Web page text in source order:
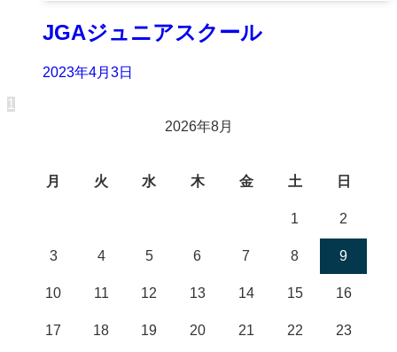
JGAジュニアスクール
2023年4月3日
1
2026年8月
月 火 水 木 金 土 日
1 2
3 4 5 6 7 8 9
10 11 12 13 14 15 16
17 18 19 20 21 22 23